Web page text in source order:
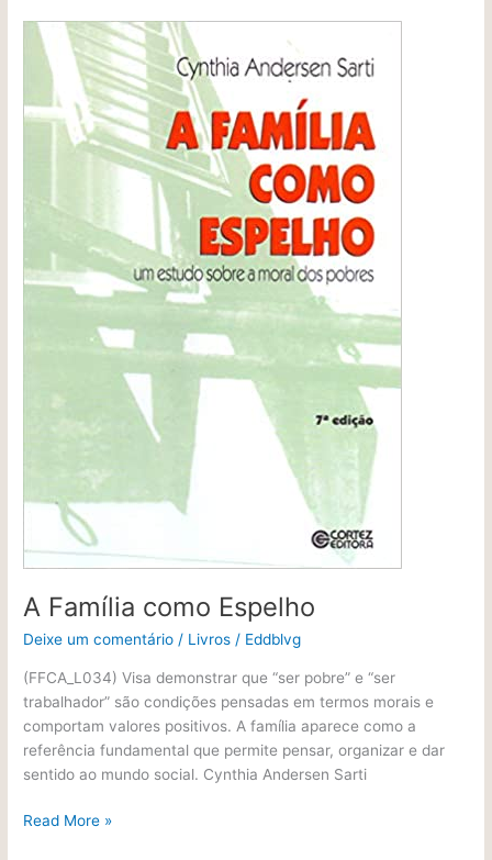
A Família como Espelho
Deixe um comentário / Livros / Eddblvg
(FFCA_L034) Visa demonstrar que “ser pobre” e “ser
trabalhador” são condições pensadas em termos morais e
comportam valores positivos. A família aparece como a
referência fundamental que permite pensar, organizar e dar
sentido ao mundo social. Cynthia Andersen Sarti
Família
Espelho
Read More »